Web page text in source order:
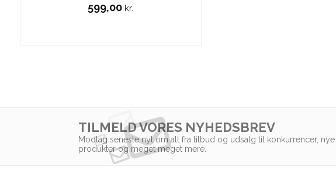
599,00kr.
TILMELD VORES NYHEDSBREV
Modtag seneste nyt om alt fra tilbud og udsalg til konkurrencer, nye
produkter og meget meget mere.